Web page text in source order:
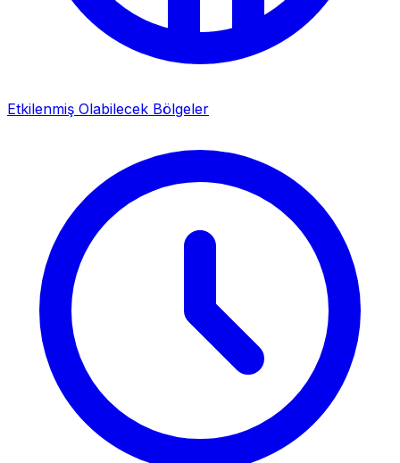
Etkilenmiş Olabilecek Bölgeler